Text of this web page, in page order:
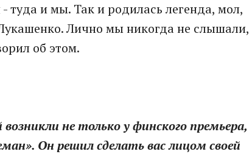
туда и мы. Так и родилась легенда, мол,
Лично мы никогда не слышали,
об этом.
не только у финского премьера,
Он решил сделать вас лицом своей